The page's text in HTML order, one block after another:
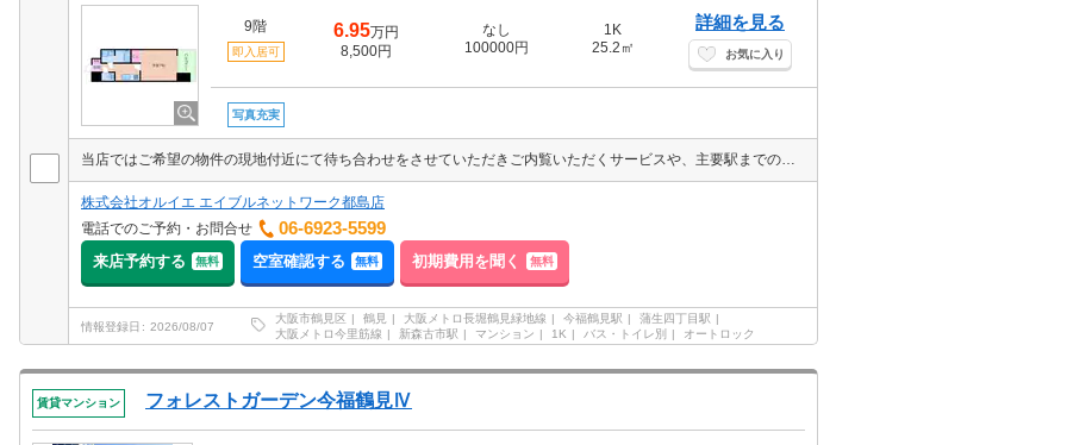
9階
即入居可
6.95万円
8,500円
なし
100000円
1K
25.2㎡
詳細を見る
お気に入り
写真充実
当店ではご希望の物件の現地付近にて待ち合わせをさせていただきご内覧いただくサービスや、主要駅までのお迎えサービスも実施中です。詳しくは「０１２０－０１０－７９９」までお気軽にお問合せ下さい♪
株式会社オルイエ エイブルネットワーク都島店
電話でのご予約・お問合せ
06-6923-5599
来店予約する 無料 空室確認する 無料 初期費用を聞く 無料
情報登録日 2026/08/07
大阪市鶴見区 鶴見 大阪メトロ長堀鶴見緑地線 今福鶴見駅
蒲生四丁目駅
大阪メトロ今里筋線
新森古市駅 マンション 1K バス・トイレ別 オートロック
賃貸マンション フォレストガーデン今福鶴見Ⅳ